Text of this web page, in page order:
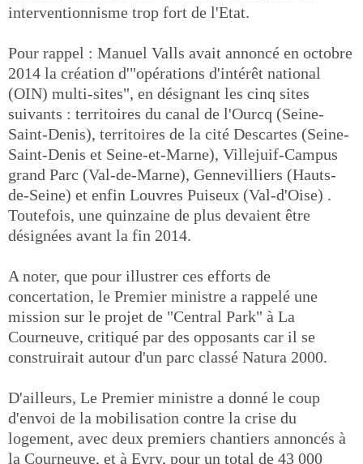
interventionnisme trop fort de l'Etat.
Pour rappel : Manuel Valls avait annoncé en octobre
2014 la création d'"opérations d'intérêt national
(OIN) multi-sites", en désignant les cinq sites
suivants : territoires du canal de l'Ourcq (Seine-
Saint-Denis), territoires de la cité Descartes (Seine-
Saint-Denis et Seine-et-Marne), Villejuif-Campus
grand Parc (Val-de-Marne), Gennevilliers (Hauts-
de-Seine) et enfin Louvres Puiseux (Val-d'Oise) .
Toutefois, une quinzaine de plus devaient être
désignées avant la fin 2014.
A noter, que pour illustrer ces efforts de
concertation, le Premier ministre a rappelé une
mission sur le projet de "Central Park" à La
Courneuve, critiqué par des opposants car il se
construirait autour d'un parc classé Natura 2000.
D'ailleurs, Le Premier ministre a donné le coup
d'envoi de la mobilisation contre la crise du
logement, avec deux premiers chantiers annoncés à
la Courneuve, et à Evry, pour un total de 43 000